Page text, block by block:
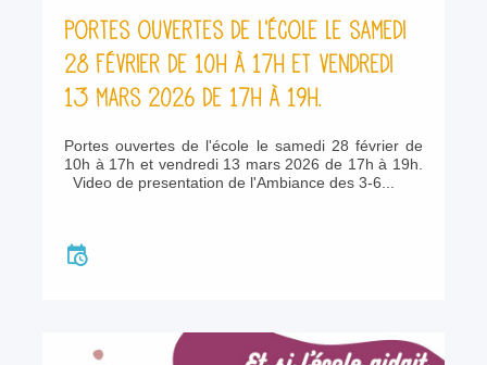
Portes ouvertes de l'école le samedi
28 février de 10h à 17h et vendredi
13 mars 2026 de 17h à 19h.
Portes ouvertes de l'école le samedi 28 février de
10h à 17h et vendredi 13 mars 2026 de 17h à 19h.
Video de presentation de l'Ambiance des 3-6...